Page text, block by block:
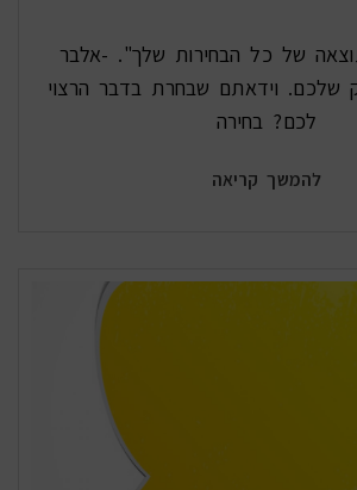
של כל הבחירות שלך". -אלבר
שלכם. וידאתם שבחרת בדבר הרצוי
לכם? בחירה
להמשך קריאה